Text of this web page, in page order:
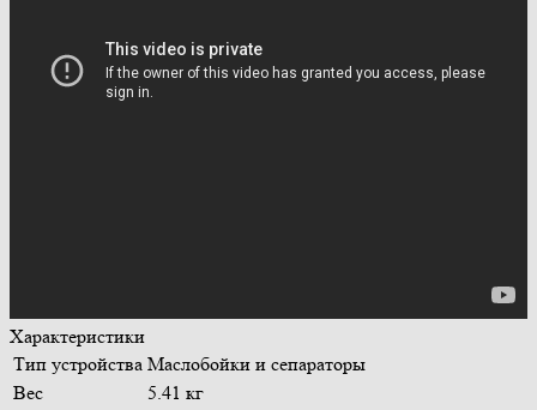
Характеристики
Тип устройства Маслобойки и сепараторы
Вес
5.41 кг